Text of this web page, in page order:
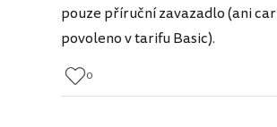
pouze příruční zavazadlo (ani
povoleno v tarifu Basic).
0